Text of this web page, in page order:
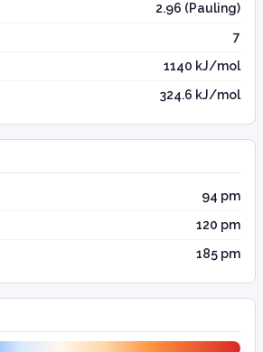
2.96 (Pauling)
7
1140 kJ/mol
324.6 kJ/mol
94 pm
120 pm
185 pm